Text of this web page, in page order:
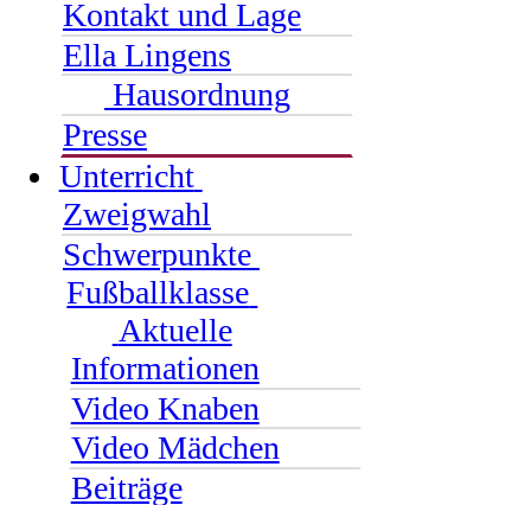
Kontakt und Lage
Ella Lingens
Hausordnung
Presse
Unterricht
Zweigwahl
Schwerpunkte
Fußballklasse
Aktuelle
Informationen
Video Knaben
Video Mädchen
Beiträge